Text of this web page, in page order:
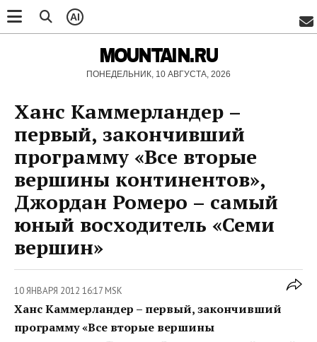
AI
MOUNTAIN.RU
ПОНЕДЕЛЬНИК, 10 АВГУСТА, 2026
Ханс Каммерландер –
первый, закончивший
программу «Все вторые
вершины континентов»,
Джордан Ромеро – самый
юный восходитель «Семи
вершин»
10 ЯНВАРЯ 2012 16:17 MSK
Ханс Каммерландер – первый, закончивший
программу «Все вторые вершины